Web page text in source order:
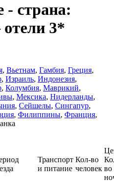
страна:
3*
, Вьетнам, Гамбия, Греция,
, Израиль, Индонезия,
, Колумбия, Маврикий,
, Мексика, Нидерланды,
, Сейшелы, Сингапур,
, Филиппины, Франция,
Транспорт
и питание
Кол-во
человек во